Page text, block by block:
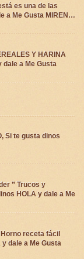
es una de las
a Me Gusta MIREN…
Y HARINA
dale a Me Gusta
Si te gusta dinos
” Trucos y
HOLA y dale a Me
receta fácil
dale a Me Gusta